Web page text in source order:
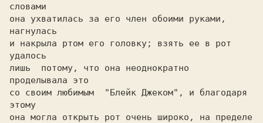
словами
она ухватилась за его член обоими руками,
нагнулась
и накрыла ртом его головку; взять ее в рот
удалось
лишь  потому, что она неоднократно
проделывала это
со своим любимым  "Блейк Джеком", и благодаря
этому
она могла открыть рот очень широко, на пределе